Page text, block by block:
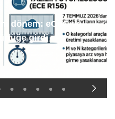
dönem: eCoC ve
girdi